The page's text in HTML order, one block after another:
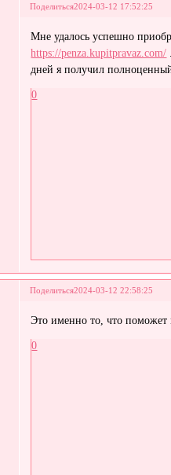
Поделиться2024-03-12 17:52:25
Мне удалось успешно
https://penza.kupitpravaz.com/
дней я получил
0
Поделиться2024-03-12 22:58:25
Это именно то, что поможет
0